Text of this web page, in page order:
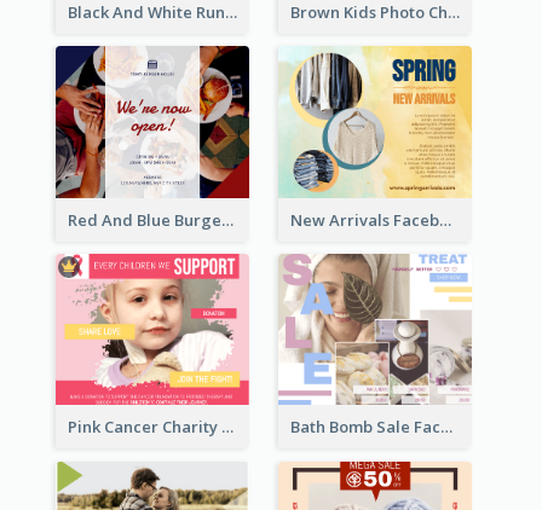
Black And White Running Quote Facebook Post Brown Kids Photo Children Meal Cooking Facebook Post
Red And Blue Burger Photo Restaurant Opening Facebook Post New Arrivals Facebook Post With Photos Of Products
Pink Cancer Charity Facebook Post Bath Bomb Sale Facebook Post